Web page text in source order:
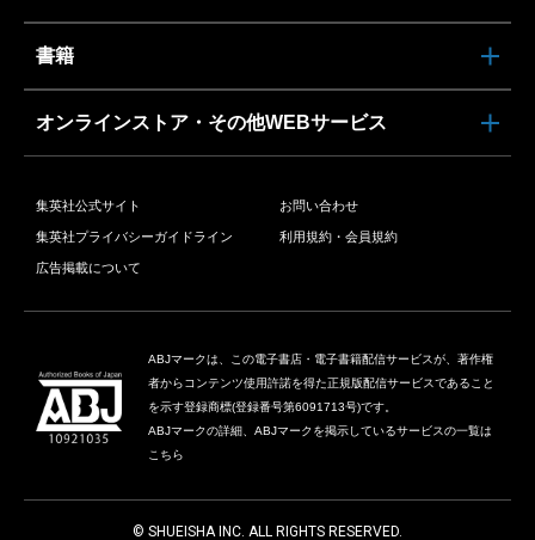
書籍
オンラインストア・その他WEBサービス
集英社公式サイト お問い合わせ
集英社プライバシーガイドライン 利用規約・会員規約
広告掲載について
ABJマークは、この電子書店・電子書籍配信サービスが、著作権
者からコンテンツ使用許諾を得た正規版配信サービスであること
を示す登録商標(登録番号第6091713号)です。
ABJマークの詳細、ABJマークを掲示しているサービスの一覧は
こちら
© SHUEISHA INC. ALL RIGHTS RESERVED.